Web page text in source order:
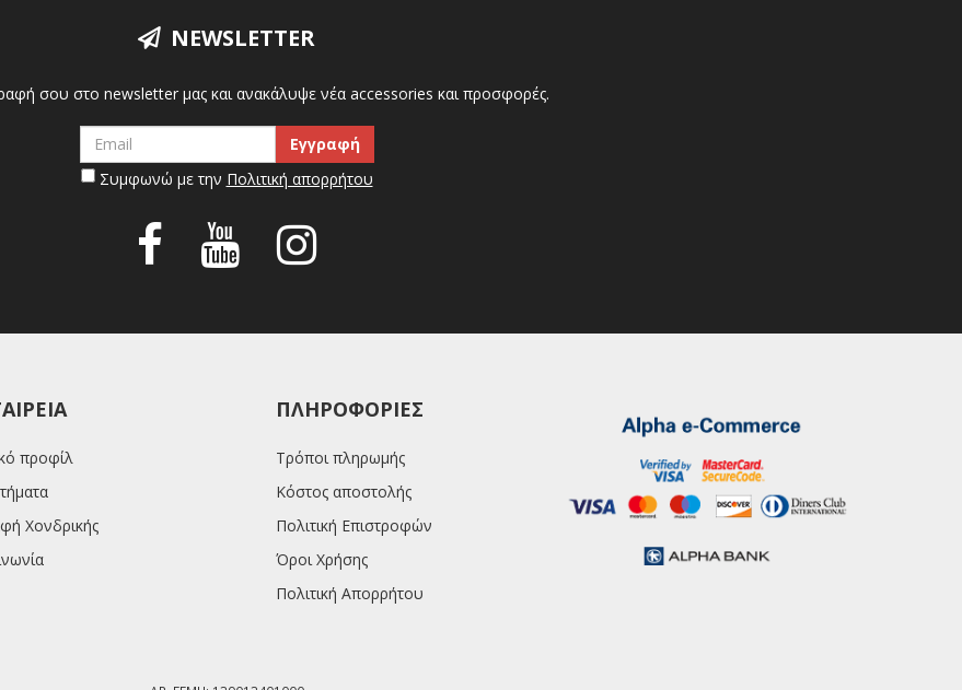
NEWSLETTER
σου στο newsletter μας και ανακάλυψε νέα accessories και προσφορές.
Συμφωνώ με την Πολιτική απορρήτου
προφίλ
Χονδρικής
ΠΛΗΡΟΦΟΡΊΕΣ
Τρόποι πληρωμής
Κόστος αποστολής
Πολιτική Επιστροφών
Όροι Χρήσης
Πολιτική Απορρήτου